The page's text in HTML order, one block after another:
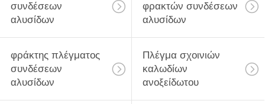
συνδέσεων
αλυσίδων
φρακτών συνδέσεων
αλυσίδων
φράκτης πλέγματος
συνδέσεων
αλυσίδων
Πλέγμα σχοινιών
καλωδίων
ανοξείδωτου